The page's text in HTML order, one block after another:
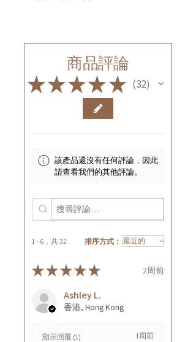
商品評論
★★★★★ 32
32
該產品還沒有任何評論，因此
請查看我們的其他評論。
1 - 6，共 32 排序方式：
★★★★★ 2周前
Ashley L.
香港, Hong Kong
顯示回覆 (1) 1周前